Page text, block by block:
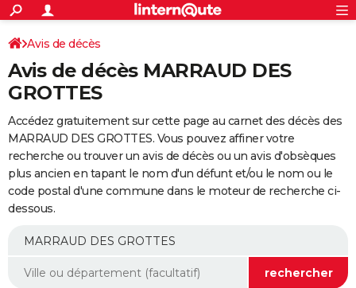
ACTUALITÉS
Politique
Société
Faits Divers
Education
Monde
Villes
+
SPORT
Coupe du monde 2026
Football
Tennis
Cyclisme
Rugby
Forum
FINANCE
Retraite
Impôts
Epargne
Immobilier
Risques naturels par ville
Banque
Assurance
Crédit
Essais
Réserver un essai
Citadines
Berlines
SUV
Forum auto
+
HIGH-TECH
Mobiles
Meilleur smartphone
Internet
Ordinateurs
Jeux vidéo
Guide high-tech
+
BRICOLAGE
Forum
Aménagement intérieur
Extérieur
Cuisine
Salle de bains
Jardinage
Rangement
WEEK-END
Guides de France
Escapades
Patrimoine
Expositions
Musées
Week-end nature
LIFESTYLE
Avis de décès
Avis de décès MARRAUD DES
GROTTES
Accédez gratuitement sur cette page au carnet des décès des
MARRAUD DES GROTTES. Vous pouvez affiner votre
recherche ou trouver un avis de décès ou un avis d'obsèques
plus ancien en tapant le nom d'un défunt et/ou le nom ou le
code postal d'une commune dans le moteur de recherche ci-
dessous.